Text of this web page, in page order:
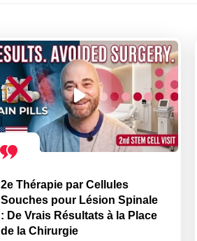
2e Thérapie par Cellules
Souches pour Lésion Spinale
: De Vrais Résultats à la Place
de la Chirurgie